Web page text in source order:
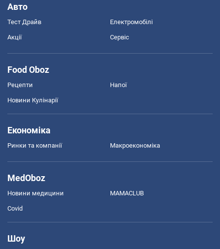
Авто
Тест Драйв Електромобілі
Акції Сервіс
Food Oboz
Рецепти Напої
Новини Кулінарії
Економіка
Ринки та компанії Макроекономіка
MedOboz
Новини медицини MAMACLUB
Covid
Шоу